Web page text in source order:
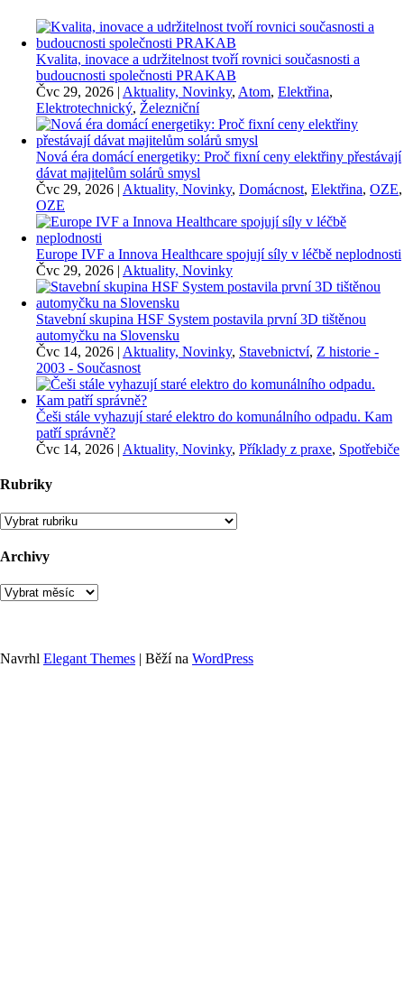
Kvalita, inovace a udržitelnost tvoří rovnici současnosti a
budoucnosti společnosti PRAKAB
Čvc 29, 2026 | Aktuality, Novinky, Atom, Elektřina,
Elektrotechnický, Železniční
Nová éra domácí energetiky: Proč fixní ceny elektřiny přestávají
dávat majitelům solárů smysl
Čvc 29, 2026 | Aktuality, Novinky, Domácnost, Elektřina, OZE,
OZE
Europe IVF a Innova Healthcare spojují síly v léčbě neplodnosti
Čvc 29, 2026 | Aktuality, Novinky
Stavební skupina HSF System postavila první 3D tištěnou
automyčku na Slovensku
Čvc 14, 2026 | Aktuality, Novinky, Stavebnictví, Z historie -
2003 - Současnost
Češi stále vyhazují staré elektro do komunálního odpadu. Kam
patří správně?
Čvc 14, 2026 | Aktuality, Novinky, Příklady z praxe, Spotřebiče
Rubriky
Rubriky
Archivy
Archivy
Navrhl Elegant Themes | Běží na WordPress